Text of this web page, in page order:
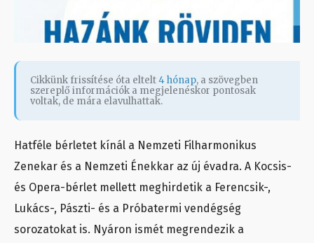
Cikkünk frissítése óta eltelt4 hónap, a szövegben
szereplő információk a megjelenéskor pontosak
voltak, de mára elavulhattak.
Hatféle bérletet kínál a Nemzeti Filharmonikus
Zenekar és a Nemzeti Énekkar az új évadra. A Kocsis-
és Opera-bérlet mellett meghirdetik a Ferencsik-,
Lukács-, Pászti- és a Próbatermi vendégség
sorozatokat is. Nyáron ismét megrendezik a